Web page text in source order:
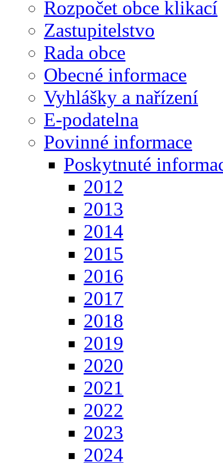
Rozpočet obce klikací
Zastupitelstvo
Rada obce
Obecné informace
Vyhlášky a nařízení
E-podatelna
Povinné informace
Poskytnuté
2012
2013
2014
2015
2016
2017
2018
2019
2020
2021
2022
2023
2024